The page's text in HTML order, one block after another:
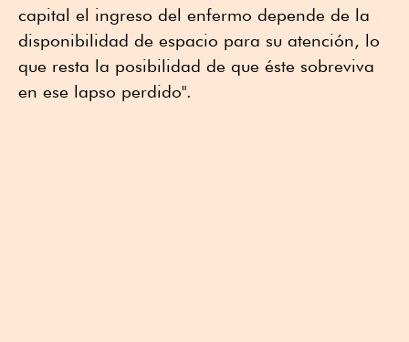
capital el ingreso del enfermo depende de la
disponibilidad de espacio para su atención, lo
que resta la posibilidad de que éste sobreviva
en ese lapso perdido".